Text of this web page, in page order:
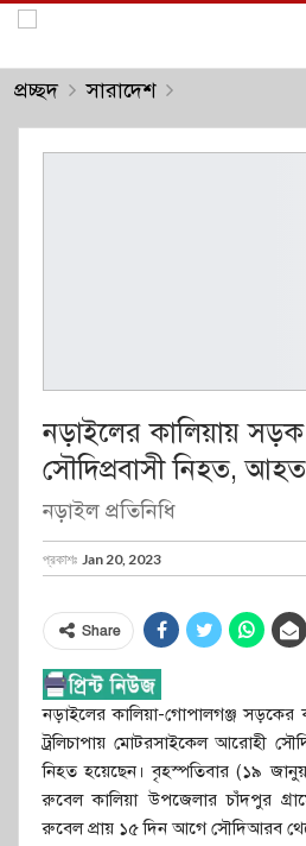
প্রচ্ছদ সারাদেশ
নড়াইলের কালিয়ায় সড়ক
সৌদিপ্রবাসী নিহত,
নড়াইল প্রতিনিধি
প্রকাশঃ Jan 20, 2023
Share
নড়াইলের কালিয়া-গোপালগঞ্জ
ট্রলিচাপায় মোটরসাইকেল আরোহী
নিহত হয়েছেন। বৃহস্পতিবার (১৯
রুবেল কালিয়া উপজেলার চাঁদপুর
রুবেল প্রায় ১৫ দিন আগে সৌদিআরব